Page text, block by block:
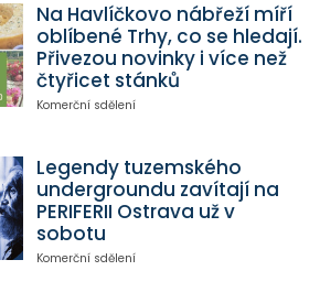
Na Havlíčkovo nábřeží míří
oblíbené Trhy, co se hledají.
Přivezou novinky i více než
čtyřicet stánků
Komerční sdělení
Legendy tuzemského
undergroundu zavítají na
PERIFERII Ostrava už v
sobotu
Komerční sdělení